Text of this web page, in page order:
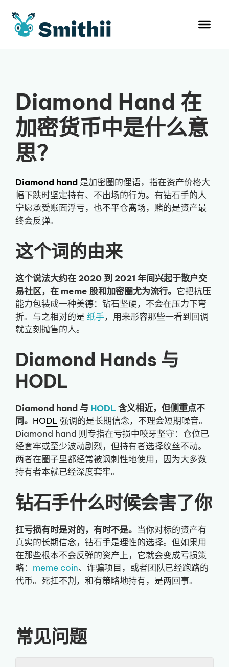
Diamond Hand 在
加密货币中是什么意
思？
Diamond hand 是加密圈的俚语，指在资产价格大
幅下跌时坚定持有、不出场的行为。有钻石手的人
宁愿承受账面浮亏，也不平仓离场，赌的是资产最
终会反弹。
这个词的由来
这个说法大约在 2020 到 2021 年间兴起于散户交
易社区，在 meme 股和加密圈尤为流行。 它把抗压
能力包装成一种美德：钻石坚硬，不会在压力下弯
折。与之相对的是 纸手，用来形容那些一看到回调
就立刻抛售的人。
Diamond Hands 与
HODL
Diamond hand 与 HODL 含义相近，但侧重点不
同。 HODL 强调的是长期信念，不理会短期噪音。
Diamond hand 则专指在亏损中咬牙坚守：仓位已
经套牢或至少波动剧烈，但持有者选择纹丝不动。
两者在圈子里都经常被讽刺性地使用，因为大多数
持有者本就已经深度套牢。
钻石手什么时候会害了你
扛亏损有时是对的，有时不是。 当你对标的资产有
真实的长期信念，钻石手是理性的选择。但如果用
在那些根本不会反弹的资产上，它就会变成亏损策
略： meme coin、诈骗项目，或者团队已经跑路的
代币。死扛不割，和有策略地持有，是两回事。
常见问题